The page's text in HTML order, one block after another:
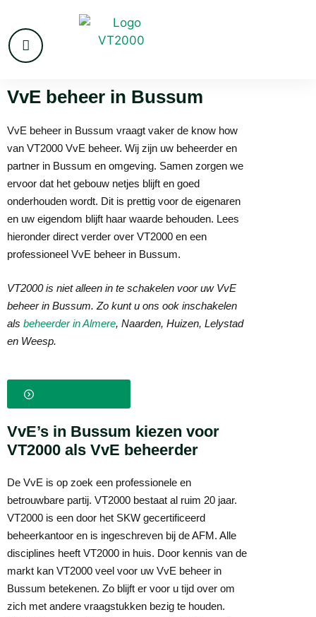
VvE beheer in Bussum
VvE beheer in Bussum vraagt vaker de know how
van VT2000 VvE beheer. Wij zijn uw beheerder en
partner in Bussum en omgeving. Samen zorgen we
ervoor dat het gebouw netjes blijft en goed
onderhouden wordt. Dit is prettig voor de eigenaren
en uw eigendom blijft haar waarde behouden. Lees
hieronder direct verder over VT2000 en een
professioneel VvE beheer in Bussum.
VT2000 is niet alleen in te schakelen voor uw VvE
beheer in Bussum. Zo kunt u ons ook inschakelen
als beheerder in Almere, Naarden, Huizen, Lelystad
en Weesp.
VvE’s in Bussum kiezen voor
VT2000 als VvE beheerder
De VvE is op zoek een professionele en
betrouwbare partij. VT2000 bestaat al ruim 20 jaar.
VT2000 is een door het SKW gecertificeerd
beheerkantoor en is ingeschreven bij de AFM. Alle
disciplines heeft VT2000 in huis. Door kennis van de
markt kan VT2000 veel voor uw VvE beheer in
Bussum betekenen. Zo blijft er voor u tijd over om
zich met andere vraagstukken bezig te houden.